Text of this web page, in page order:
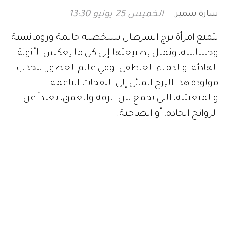
سارة سمير الخميس 25 يونيو 13:30
تتمتع امرأة برج السرطان بشخصية حالمة ورومانسية
وحساسة، وتميل بطبيعتها إلى كل ما يعكس الأنوثة
الهادئة، والدفء العاطفي. وفي عالم العطور، تنجذب
مولودة هذا البرج المائي إلى النفحات الناعمة
والمنعشة، التي تجمع بين الرقة والعمق، بعيداً عن
الروائح الحادة، أو الصاخبة.